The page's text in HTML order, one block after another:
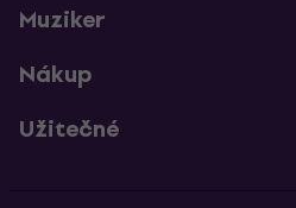
Muziker
Nákup
Užitečné